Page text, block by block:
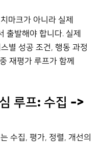
마크가 아니라 실제
출발해야 합니다. 실제
별 성공 조건, 행동 과정
재평가 루프가 함께
루프: 수집 ->
수집, 평가, 정렬, 개선의